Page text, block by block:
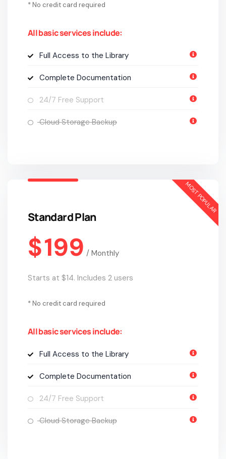
* No credit card required
All basic services include:
Full Access to the Library
Complete Documentation
24/7 Free Support
Cloud Storage Backup
Standard Plan
$199 / Monthly
Starts at $14. Includes 2 users
* No credit card required
All basic services include:
Full Access to the Library
Complete Documentation
24/7 Free Support
Cloud Storage Backup
MOST POPULAR